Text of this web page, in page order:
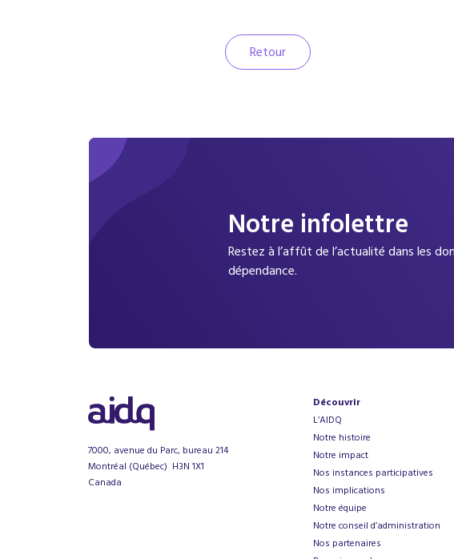
Retour
Notre infolettre
Restez à l’affût de l’actualité dans les
dépendance.
7000, avenue du Parc, bureau 214
Montréal (Québec) H3N 1X1
Canada
Découvrir
L’AIDQ
Notre histoire
Notre impact
Nos instances participatives
Nos implications
Notre équipe
Notre conseil d’administration
Nos partenaires